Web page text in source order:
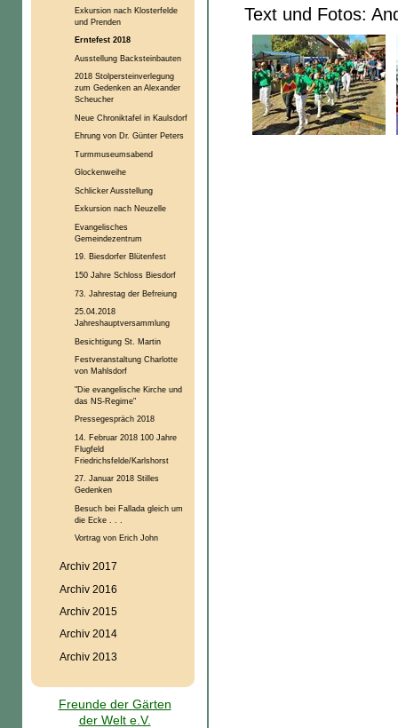
Text und Fotos:
Exkursion nach Klosterfelde
und Prenden
Erntefest 2018
Ausstellung Backsteinbauten
2018 Stolpersteinverlegung
zum Gedenken an Alexander
Scheucher
Neue Chroniktafel in Kaulsdorf
Ehrung von Dr. Günter Peters
Turmmuseumsabend
Glockenweihe
Schlicker Ausstellung
Exkursion nach Neuzelle
Evangelisches
Gemeindezentrum
19. Biesdorfer Blütenfest
150 Jahre Schloss Biesdorf
73. Jahrestag der Befreiung
25.04.2018
Jahreshauptversammlung
Besichtigung St. Martin
Festveranstaltung Charlotte
von Mahlsdorf
"Die evangelische Kirche und
das NS-Regime"
Pressegespräch 2018
14. Februar 2018 100 Jahre
Flugfeld
Friedrichsfelde/Karlshorst
27. Januar 2018 Stilles
Gedenken
Besuch bei Fallada gleich um
die Ecke . . .
Vortrag von Erich John
Archiv 2017
Archiv 2016
Archiv 2015
Archiv 2014
Archiv 2013
Freunde der Gärten
der Welt e.V.